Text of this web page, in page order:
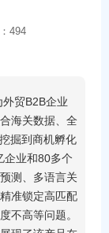
494
贸B2B企业
海关数据、全
掘到商机孵化
企业和80多个
测、多语言关
准锁定高匹配
不高等问题。